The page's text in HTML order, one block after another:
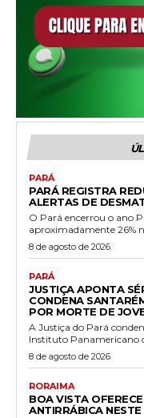
PARÁ
PARÁ REGISTRA
ALERTAS DE
O Pará encerrou o ano
aproximadamente 26%
8 de agosto de 2026
PARÁ
JUSTIÇA APONTA
CONDENA
POR MORTE DE
A Justiça do Pará
Instituto Panamericano
8 de agosto de 2026
RORAIMA
BOA VISTA
ANTIRRÁBICA